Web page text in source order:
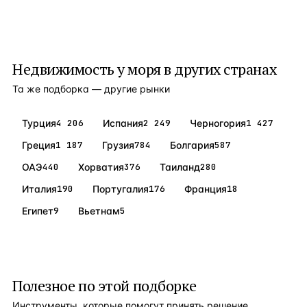
Недвижимость у моряв других странах
Та же подборка — другие рынки
Турция4 206 Испания2 249 Черногория1 427
Греция1 187 Грузия784 Болгария587
ОАЭ440 Хорватия376 Таиланд280
Италия190 Португалия176 Франция18
Египет9 Вьетнам5
Полезное по этой подборке